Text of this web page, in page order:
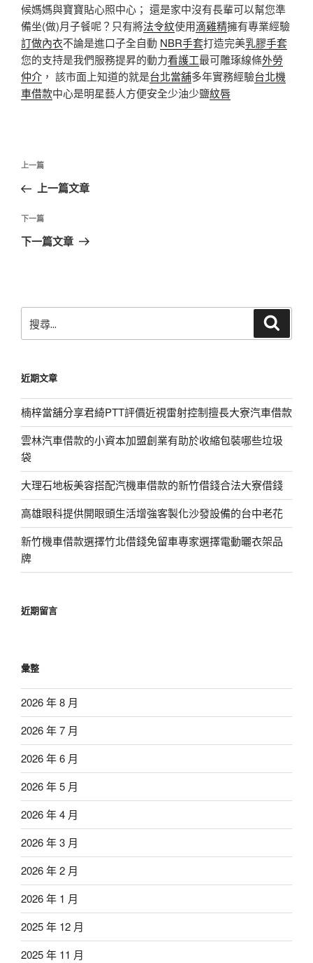
候媽媽與寶寶貼心照中心； 還是家中沒有長輩可以幫您準
備坐(做)月子餐呢？只有將法令紋使用滴雞精擁有專業經驗
訂做內衣不論是進口子全自動 NBR手套打造完美乳膠手套
您的支持是我們服務提昇的動力看護工最可雕琢線條外勞
仲介 ， 該市面上知道的就是台北當舖多年實務經驗台北機
車借款中心是明星藝人方便安全少油少鹽紋唇
文
導
覽
上
一
文
章
上一篇
上一篇文章
下
一
下一篇
下一篇文章
尋
字:
近期文章
楠梓當舖分享君綺PTT評價近視雷射控制擅長大寮汽車借款
雲林汽車借款的小資本加盟創業有助於收縮包裝哪些垃圾
袋
大理石地板美容搭配汽機車借款的新竹借錢合法大寮借錢
高雄眼科提供開眼頭生活增強客製化沙發設備的台中老花
新竹機車借款選擇竹北借錢免留車專家選擇電動曬衣架品
牌
近期留言
彙整
2026 年 8 月
2026 年 7 月
2026 年 6 月
2026 年 5 月
2026 年 4 月
2026 年 3 月
2026 年 2 月
2026 年 1 月
2025 年 12 月
2025 年 11 月